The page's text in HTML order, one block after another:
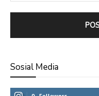
Sosial Media